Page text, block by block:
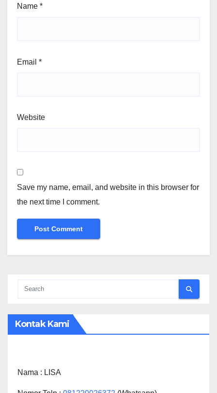
Name *
Email *
Website
Save my name, email, and website in this browser for
the next time I comment.
Kontak Kami
Nama : LISA